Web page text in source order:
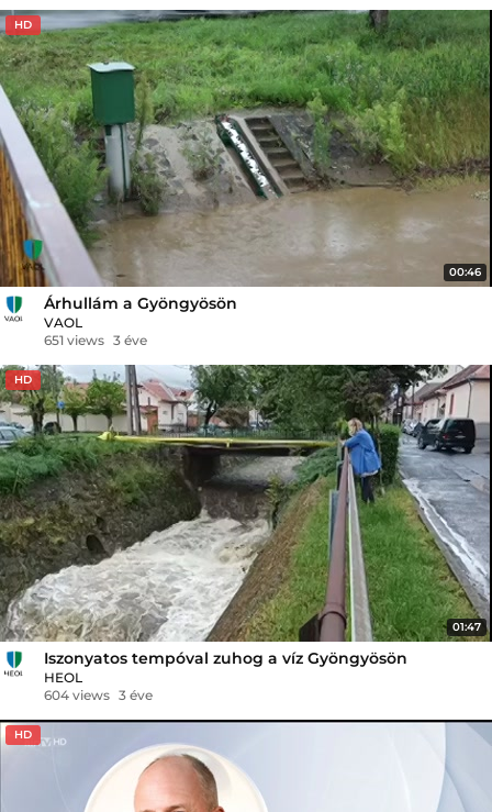
HD
00:46
Árhullám a Gyöngyösön
VAOL
651 views 3 éve
HD
01:47
Iszonyatos tempóval zuhog a víz Gyöngyösön
HEOL
604 views 3 éve
HD